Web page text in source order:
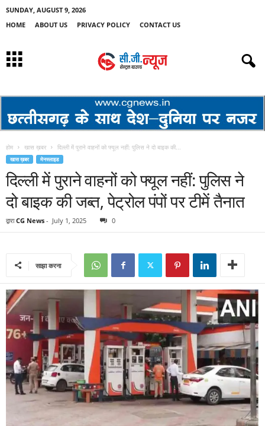
SUNDAY, AUGUST 9, 2026
HOME
ABOUT US PRIVACY POLICY CONTACT US
होम खास ख़बर दिल्ली में पुराने वाहनों को फ्यूल नहीं: पुलिस ने दो बाइक की...
खास ख़बर मेनस्लाइड
दिल्ली में पुराने वाहनों को फ्यूल नहीं: पुलिस ने
दो बाइक की जब्त, पेट्रोल पंपों पर टीमें तैनात
द्वारा CG News - July 1, 2025 0
साझा करना